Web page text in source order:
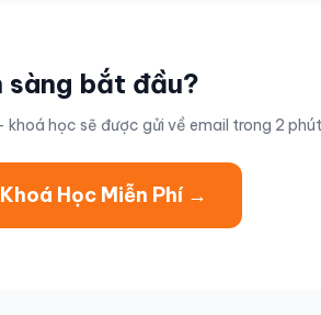
sàng bắt đầu?
học sẽ được gửi về email trong 2
Học Miễn Phí →